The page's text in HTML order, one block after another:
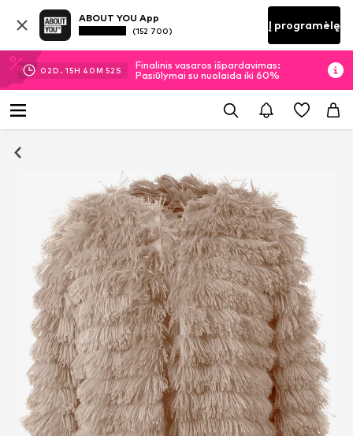
ABOUT YOU App
(152 700) Į programėlę
02D. 15H 40M 52 S
Finalinis vasaros išpardavimas:
Pasiūlymai su nuolaida iki 60%